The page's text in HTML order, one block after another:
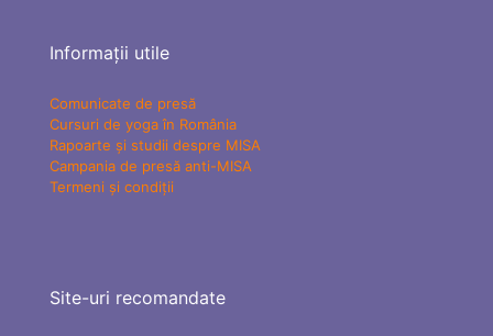
Informații utile
Comunicate de presă
Cursuri de yoga în România
Rapoarte și studii despre MISA
Campania de presă anti-MISA
Termeni și condiții
Site-uri recomandate